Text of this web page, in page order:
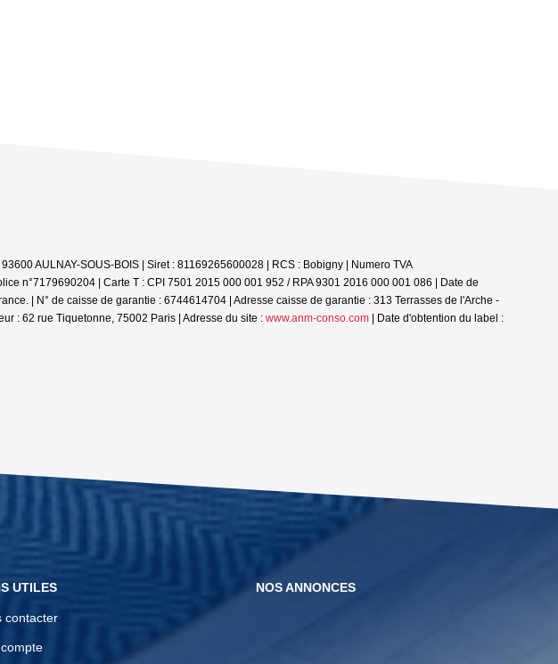
AULNAY-SOUS-BOIS | Siret : 81169265600028 | RCS : Bobigny | Numero TVA
n°7179690204 | Carte T : CPI 7501 2015 000 001 952 / RPA 9301 2016 000 001 086 | Date de
| N° de caisse de garantie : 6744614704 | Adresse caisse de garantie : 313 Terrasses de l'Arche -
: 62 rue Tiquetonne, 75002 Paris | Adresse du site : www.anm-conso.com | Date d'obtention du label :
UTILES
contacter
NOS ANNONCES